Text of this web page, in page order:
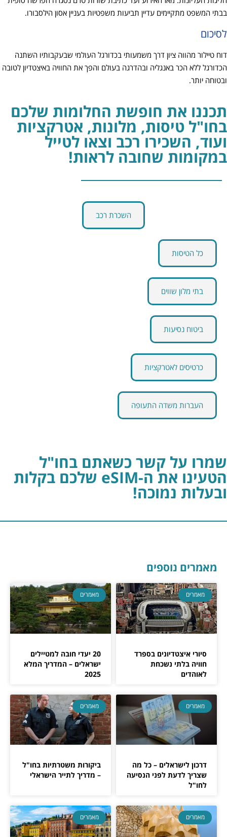
בבתי המשפט מתקיימים עדיין תביעות משפטיות בעניין אסון הילסבורו.
לסיכום
דוח טיילור מהווה ציון דרך משמעותי בכדורגל העולמי שבעקבותיו השתנה
הכדורגל ללא הכר באנגליה ובהדרגה בעולם והפך את החוויה באיצטדיון לטובה
ובטוחה יותר.
תכננו את חופשת החלומות שלכם
בחו"ל טיסות, מלונות, אטרקציות
ועוד, השכירו רכב וצאו לטייל
במקומות שחובה לראות!
השכרת רכב
כל הטיסות
בתי מלון שווים
ביטוח נסיעות
כרטיסים לאטרקציות
העברות משדה התעופה
שמרו על קשר כשאתם בחו"ל
הטעינו את ה-eSIM שלכם בקלות
ובעלות נמוכה!
מאמרים נוספים
מאמרים
סיורי איצטדיונים בספרד
חוויה בלתי נשכחת
לאוהדים
מאמרים
20 יעדי חובה למטיילים
ישראלים – המדריך המלא
2025
מאמרים
דרכון לישראלים – כל מה
שצריך לדעת לפני הנסיעה
לחו"ל
מאמרים
ביקורות משטרתיות בחו"ל
– מדריך לתייר הישראלי
מאמרים מאמרים